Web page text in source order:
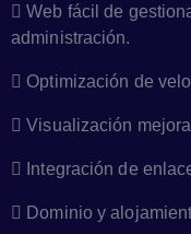
Web fácil de
administración.
Optimización de
Visualización
Integración de
Dominio y